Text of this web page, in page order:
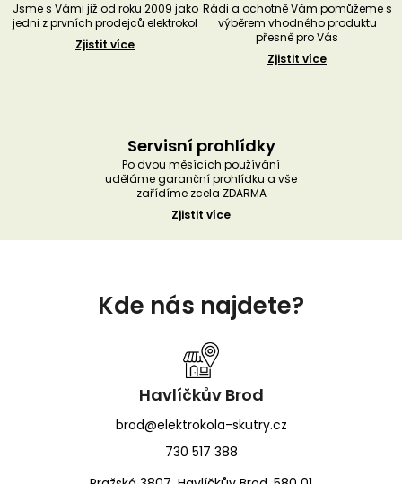
Jsme s Vámi již od roku 2009 jako
jedni z prvních prodejců elektrokol
Zjistit více
Rádi a ochotně Vám pomůžeme s
výběrem vhodného produktu
přesně pro Vás
Zjistit více
Servisní prohlídky
Po dvou měsících používání
uděláme garanční prohlídku a vše
zařídíme zcela ZDARMA
Zjistit více
Kde nás najdete?
Havlíčkův Brod
brod@elektrokola-skutry.cz
730 517 388